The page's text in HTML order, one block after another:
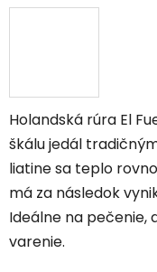
Holandská rúra El
škálu jedál
liatine sa teplo
má za následok
Ideálne na pečenie,
varenie.